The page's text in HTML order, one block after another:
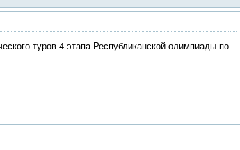
туров 4 этапа Республиканской олимпиады по